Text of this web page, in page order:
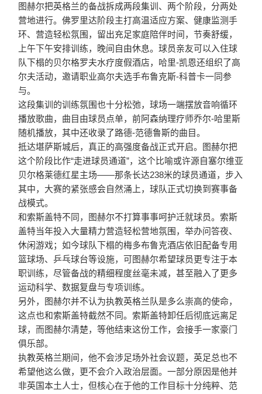
图赫尔把英格兰的备战拆成两段集训、两个阶段，分两处
营地进行。佛罗里达阶段主打高温适应方案、健康监测手
环、营造轻松氛围，留出充足家庭陪伴时间，节奏舒缓，
上午下午安排训练，晚间自由休息。球员亲友可以入住球
队下榻的贝尔格罗夫水疗度假酒店，哈里-凯恩还组织了高
尔夫活动，邀请职业高尔夫选手布鲁克斯-科普卡一同参
与。
这段集训的训练氛围也十分松弛，球场一端摆放音响循环
播放歌曲，曲目由球员点单，前阿森纳理疗师乔尔-哈里斯
随机播放，其中还收录了路德-范德鲁斯的曲目。
抵达堪萨斯城后，真正的高强度备战正式开启。图赫尔把
这个阶段比作“走进球员通道”，这个比喻或许源自塞尔维亚
贝尔格莱德红星主场——那条长达238米的球员通道，步入
其中，大赛的紧张感会自然涌上，球队正式切换到赛事备
战模式。
和索斯盖特不同，图赫尔不打算事事呵护迁就球员。 索斯
盖特当年投入大量精力营造轻松营地氛围，举办问答夜、
休闲游戏；如今球队下榻的梅多布鲁克酒店依旧配备专用
篮球场、乒乓球台等设施，可图赫尔希望球员更专注于本
职训练，尽管备战的精细程度丝毫未减，甚至融入了更多
运动科学、数据复盘与专项训练。
另外，图赫尔并不认为执教英格兰队是多么崇高的使命，
这点也和索斯盖特截然不同。 索斯盖特卸任后彻底远离足
球，而图赫尔清楚，等他结束这份工作，会接手一家豪门
俱乐部。
执教英格兰期间，他不会涉足场外社会议题，英足总也不
希望他这么做，更不会介入政治层面。一部分原因是他并
非英国本土人士，但核心在于他的工作目标十分纯粹、范